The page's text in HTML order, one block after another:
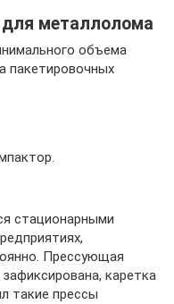
металлолома
объема
пакетировочных
стационарными
Прессующая
каретка
такие прессы